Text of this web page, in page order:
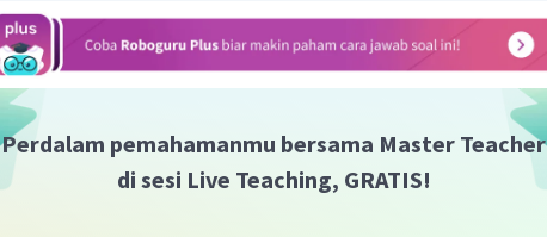
Perdalam pemahamanmu bersama Master Teacher
di sesi Live Teaching, GRATIS!